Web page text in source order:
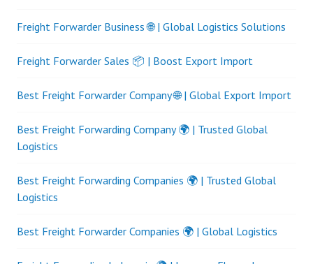
Freight Forwarder Business 🌐 | Global Logistics Solutions
Freight Forwarder Sales 📦 | Boost Export Import
Best Freight Forwarder Company 🌐 | Global Export Import
Best Freight Forwarding Company 🌍 | Trusted Global
Logistics
Best Freight Forwarding Companies 🌍 | Trusted Global
Logistics
Best Freight Forwarder Companies 🌍 | Global Logistics